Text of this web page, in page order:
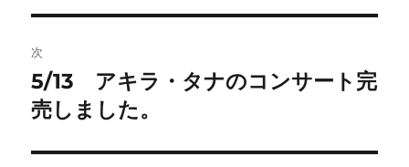
ゲ
ー
シ
次
次
の
稿:
5/13 アキラ・タナのコンサート完
売しました。